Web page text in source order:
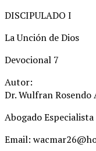
DISCIPULADO I
La Unción de Dios
Devocional 7
Autor:
Dr. Wulfran
Abogado
Email: